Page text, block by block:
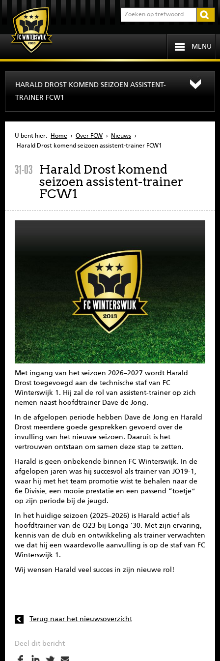
MENU
HARALD DROST KOMEND SEIZOEN ASSISTENT-
TRAINER FCW1
U bent hier: Home › Over FCW › Nieuws ›
Harald Drost komend seizoen assistent-trainer FCW1
31-03 Harald Drost komend
seizoen assistent-trainer
FCW1
Met ingang van het seizoen 2026–2027 wordt Harald
Drost toegevoegd aan de technische staf van FC
Winterswijk 1. Hij zal de rol van assistent-trainer op zich
nemen naast hoofdtrainer Dave de Jong.
In de afgelopen periode hebben Dave de Jong en Harald
Drost meerdere goede gesprekken gevoerd over de
invulling van het nieuwe seizoen. Daaruit is het
vertrouwen ontstaan om samen deze stap te zetten.
Harald is geen onbekende binnen FC Winterswijk. In de
afgelopen jaren was hij succesvol als trainer van JO19-1,
waar hij met het team promotie wist te behalen naar de
6e Divisie, een mooie prestatie en een passend “toetje”
op zijn periode bij de jeugd.
In het huidige seizoen (2025–2026) is Harald actief als
hoofdtrainer van de O23 bij Longa ’30. Met zijn ervaring,
kennis van de club en ontwikkeling als trainer verwachten
we dat hij een waardevolle aanvulling is op de staf van FC
Winterswijk 1.
Wij wensen Harald veel succes in zijn nieuwe rol!
Terug naar het nieuwsoverzicht
Deel dit bericht